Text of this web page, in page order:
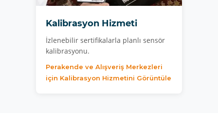
Kalibrasyon Hizmeti
İzlenebilir sertifikalarla planlı sensör
kalibrasyonu.
Perakende ve Alışveriş Merkezleri
için Kalibrasyon Hizmetini Görüntüle